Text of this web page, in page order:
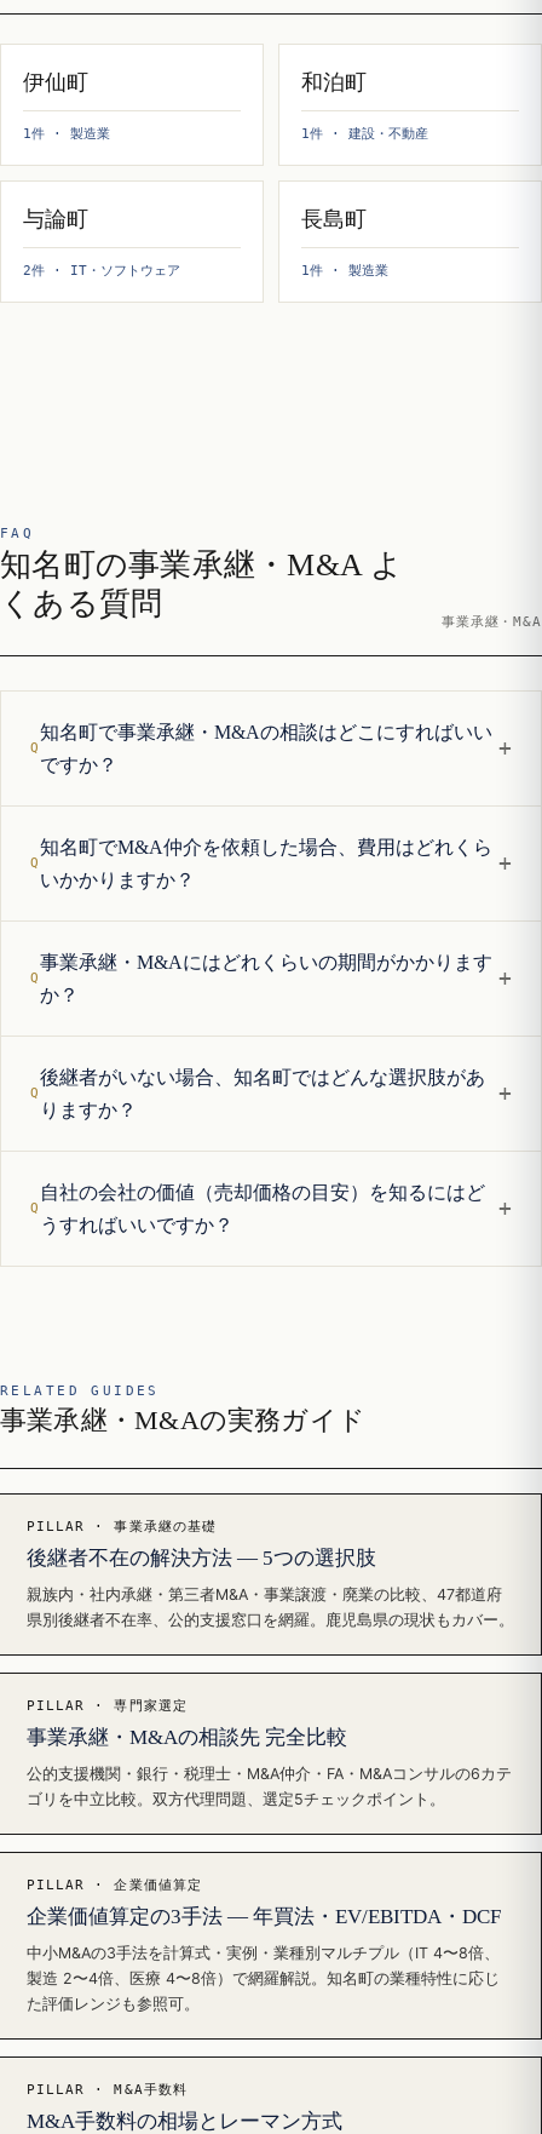
伊仙町
1件 · 製造業
和泊町
1件 · 建設・不動産
与論町
2件 · IT・ソフトウェア
長島町
1件 · 製造業
FAQ
知名町の事業承継・M&A よ
くある質問
事業承継・M&A
知名町で事業承継・M&Aの相談はどこにすればいい
ですか？
+
知名町でM&A仲介を依頼した場合、費用はどれくら
いかかりますか？
+
事業承継・M&Aにはどれくらいの期間がかかります
か？
+
後継者がいない場合、知名町ではどんな選択肢があ
りますか？
+
自社の会社の価値（売却価格の目安）を知るにはど
うすればいいですか？
+
RELATED GUIDES
事業承継・M&Aの実務ガイド
PILLAR · 事業承継の基礎
後継者不在の解決方法 — 5つの選択肢
親族内・社内承継・第三者M&A・事業譲渡・廃業の比較、47都道府
県別後継者不在率、公的支援窓口を網羅。鹿児島県の現状もカバー。
PILLAR · 専門家選定
事業承継・M&Aの相談先 完全比較
公的支援機関・銀行・税理士・M&A仲介・FA・M&Aコンサルの6カテ
ゴリを中立比較。双方代理問題、選定5チェックポイント。
PILLAR · 企業価値算定
企業価値算定の3手法 — 年買法・EV/EBITDA・DCF
中小M&Aの3手法を計算式・実例・業種別マルチプル（IT 4〜8倍、
製造 2〜4倍、医療 4〜8倍）で網羅解説。知名町の業種特性に応じ
た評価レンジも参照可。
PILLAR · M&A手数料
M&A手数料の相場とレーマン方式